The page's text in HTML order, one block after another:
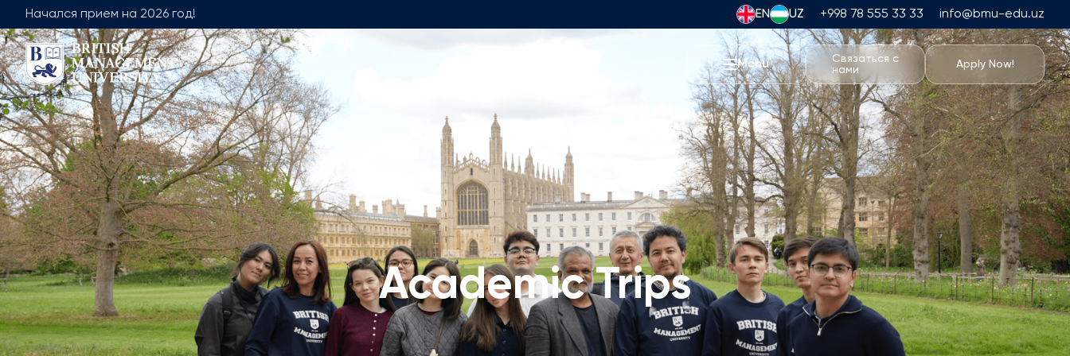
Начался прием на 2026 год! EN UZ +998 78 555 33 33 info@bmu-edu.uz
Menu
Связаться с
нами
Apply Now!
О Нас
Послание Ректора
Лицензия и Диплом
Учебно-ресурсный центр
Видение, Миссия и Цели
Промышленное Партнерство
Центр Развития Карьеры
Взаимодействие с Корпоративным
Сектором
Членство в Профессиональных
Ассоциациях
Команда
Руководящая Команда
Факультет Общего Образования
Факультет Менеджмента
Академический Консультативный Совет
Вакансии
Академические Вакансии
Не Академические Вакансии
Структура программы
Заявка и сборы
Вступительные Экзамены по Математике
Бакалавриат
Описание
Заявка и сборы
Магистратура
Описание
Жизнь в BMU
Академические Путешествия
Университетский Кампус
Академические Возможности
Спортивные сооружения
Жилье и питание
Мероприятия
Студенческая жизнь
Students' Union
Студенческие Клубы
Academic Trips